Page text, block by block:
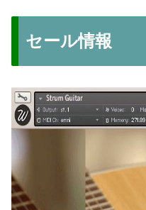
セール情報